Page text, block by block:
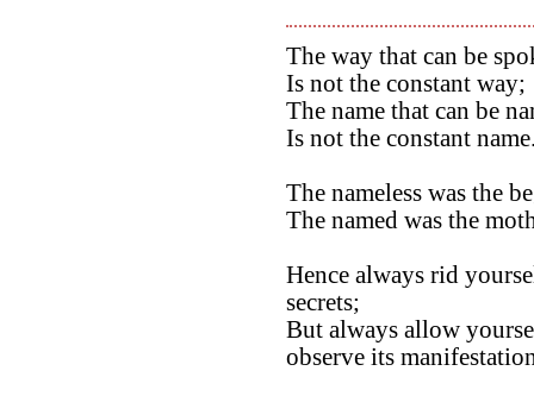
The way that can be
Is not the constant way;
The name that can be
Is not the constant
The nameless was the
The named was the
Hence always rid
secrets;
But always allow
observe its